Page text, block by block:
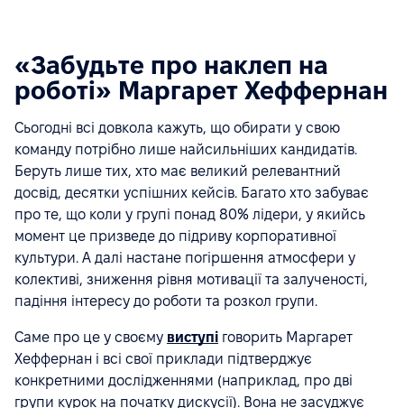
«Забудьте про наклеп на
роботі» Маргарет Хеффернан
Сьогодні всі довкола кажуть, що обирати у свою
команду потрібно лише найсильніших кандидатів.
Беруть лише тих, хто має великий релевантний
досвід, десятки успішних кейсів. Багато хто забуває
про те, що коли у групі понад 80% лідери, у якийсь
момент це призведе до підриву корпоративної
культури. А далі настане погіршення атмосфери у
колективі, зниження рівня мотивації та залученості,
падіння інтересу до роботи та розкол групи.
Саме про це у своєму виступі говорить Маргарет
Хеффернан і всі свої приклади підтверджує
конкретними дослідженнями (наприклад, про дві
групи курок на початку дискусії). Вона не засуджує